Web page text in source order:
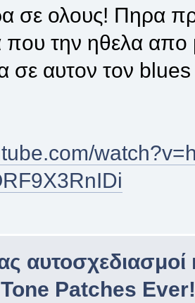
σε ολους! Πηρα
που την ηθελα απο
σε αυτον τον
αυτοσχεδιασμοί
Patches Ever!